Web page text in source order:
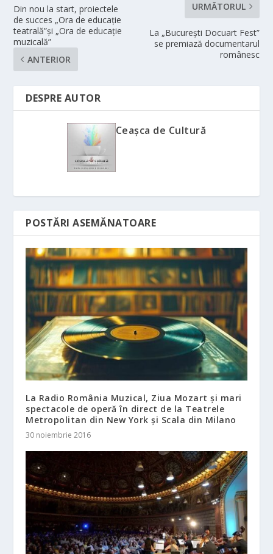
Din nou la start, proiectele
de succes „Ora de educaţie
teatrală”şi „Ora de educaţie
muzicală”
ANTERIOR
URMĂTORUL
La „București Docuart Fest”
se premiază documentarul
românesc
DESPRE AUTOR
Ceașca de Cultură
POSTĂRI ASEMĂNATOARE
La Radio România Muzical, Ziua Mozart și mari
spectacole de operă în direct de la Teatrele
Metropolitan din New York și Scala din Milano
30 noiembrie 2016